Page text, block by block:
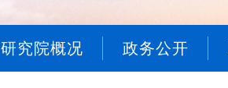
研究院概况 政务公开